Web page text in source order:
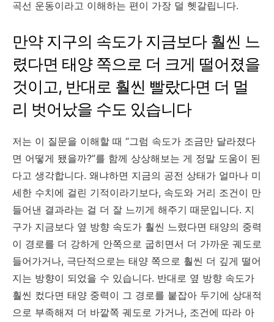
곡선 운동이라고 이해하는 편이 가장 덜 헷갈립니다.
만약 지구의 속도가 지금보다 훨씬 느
렸다면 태양 쪽으로 더 크게 떨어졌을
것이고, 반대로 훨씬 빨랐다면 더 멀
리 벗어났을 수도 있습니다
저는 이 질문을 이해할 때 “그럼 속도가 조금만 달라졌다
면 어떻게 됐을까?”를 함께 상상해보는 게 정말 도움이 된
다고 생각합니다. 왜냐하면 지금의 공전 상태가 얼마나 미
세한 수치에 걸린 기적이라기보다, 속도와 거리 조건이 만
들어낸 결과라는 걸 더 잘 느끼게 해주기 때문입니다. 지
구가 지금보다 옆 방향 속도가 훨씬 느렸다면 태양의 중력
이 경로를 더 강하게 안쪽으로 굽히면서 더 가까운 궤도로
들어가거나, 극단적으로는 태양 쪽으로 훨씬 더 깊게 떨어
지는 방향이 되었을 수 있습니다. 반대로 옆 방향 속도가
훨씬 컸다면 태양 중력이 그 경로를 붙잡아 두기에 상대적
으로 부족해져 더 바깥쪽 궤도로 가거나, 조건에 따라 아